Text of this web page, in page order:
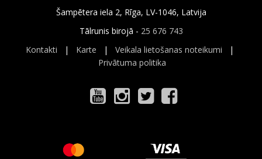
Šampētera iela 2, Rīga, LV-1046, Latvija
Tālrunis birojā - 25 676 743
Kontakti | Karte | Veikala lietošanas noteikumi |
Privātuma politika